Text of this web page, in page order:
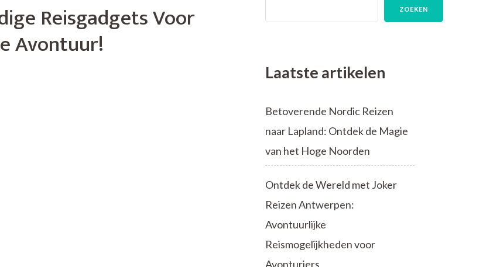
Reisgadgets Voor
Avontuur!
ZOEKEN
Laatste artikelen
Betoverende Nordic Reizen
naar Lapland: Ontdek de Magie
van het Hoge Noorden
Ontdek de Wereld met Joker
Reizen Antwerpen:
Avontuurlijke
Reismogelijkheden voor
Avonturiers